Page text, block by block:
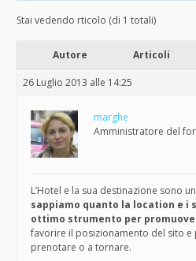
Stai vedendo rticolo (di 1 totali)
Autore Articoli
26 Luglio 2013 alle 14:25
marghe
Amministratore del
L’Hotel e la sua destinazione sono
sappiamo quanto la location e i
ottimo strumento per
favorire il posizionamento del sito e
prenotare o a tornare.